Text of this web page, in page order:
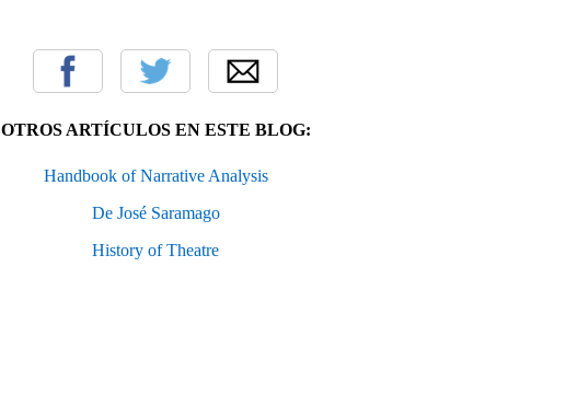
OTROS ARTÍCULOS EN ESTE BLOG:
Handbook of Narrative Analysis
De José Saramago
History of Theatre